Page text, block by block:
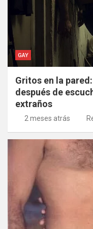
GAY
Gritos en la
después de
extraños
2 meses atrás